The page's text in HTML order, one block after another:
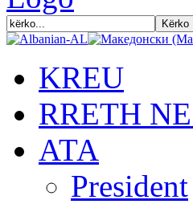
KREU
RRETH
АТА
President